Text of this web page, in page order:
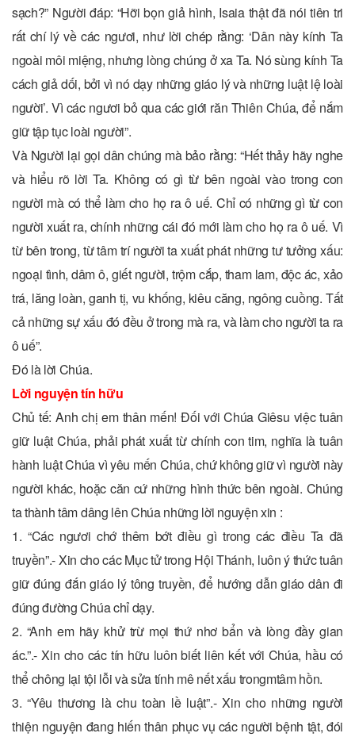
sạch?” Người đáp: “Hỡi bọn giả hình, Isaia thật đã nói tiên tri
rất chí lý về các ngươi, như lời chép rằng: ‘Dân này kính Ta
ngoài môi miệng, nhưng lòng chúng ở xa Ta. Nó sùng kính Ta
cách giả dối, bởi vì nó dạy những giáo lý và những luật lệ loài
người’. Vì các ngươi bỏ qua các giới răn Thiên Chúa, để nắm
giữ tập tục loài người”.
Và Người lại gọi dân chúng mà bảo rằng: “Hết thảy hãy nghe
và hiểu rõ lời Ta. Không có gì từ bên ngoài vào trong con
người mà có thể làm cho họ ra ô uế. Chỉ có những gì từ con
người xuất ra, chính những cái đó mới làm cho họ ra ô uế. Vì
từ bên trong, từ tâm trí người ta xuất phát những tư tưởng xấu:
ngoại tình, dâm ô, giết người, trộm cắp, tham lam, độc ác, xảo
trá, lăng loàn, ganh tị, vu khống, kiêu căng, ngông cuồng. Tất
cả những sự xấu đó đều ở trong mà ra, và làm cho người ta ra
ô uế”.
Ðó là lời Chúa.
Lời nguyện tín hữu
Chủ tế: Anh chị em thân mến! Đối với Chúa Giêsu việc tuân
giữ luật Chúa, phải phát xuất từ chính con tim, nghĩa là tuân
hành luật Chúa vì yêu mến Chúa, chứ không giữ vì người này
người khác, hoặc căn cứ những hình thức bên ngoài. Chúng
ta thành tâm dâng lên Chúa những lời nguyện xin :
1. “Các ngươi chớ thêm bớt điều gì trong các điều Ta đã
truyền”.- Xin cho các Mục tử trong Hội Thánh, luôn ý thức tuân
giữ đúng đắn giáo lý tông truyền, để hướng dẫn giáo dân đi
đúng đường Chúa chỉ dạy.
2. “Anh em hãy khử trừ mọi thứ nhơ bẩn và lòng đầy gian
ác.”.- Xin cho các tín hữu luôn biết liên kết với Chúa, hầu có
thể chông lại tội lỗi và sửa tính mê nết xấu trongmtâm hồn.
3. “Yêu thương là chu toàn lề luật”.- Xin cho những người
thiện nguyện đang hiến thân phục vụ các người bệnh tật, đói